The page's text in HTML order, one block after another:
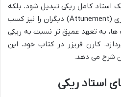
استاد کامل ریکی تبدیل شود، بلکه
توانایی آموزش و هماهنگ سازی (Attunement) دیگران را نیز کسب
ها، به تعهد عمیق تر نسبت به ریکی
کارن فریزر در کتاب خود، این
شرح می دهد.
استاد ریکی